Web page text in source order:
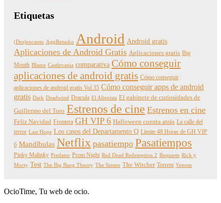
Etiquetas
(Des)encanto AggRetsuko Android Android gratis
Aplicaciones de Android Gratis Aplicaciones gratis Big
Mouth Blame Castlevania comparativa Cómo conseguir
aplicaciones de android gratis Cómo conseguir
aplicaciones de android gratis Vol 35 Cómo conseguir apps de android
gratis Dark Deadwind Dracula El Alienista El gabinete de curiosidades de
Guillermo del Toro Estrenos de cine Estrenos en cine
Feliz Navidad Frontera GH VIP 6 Halloween cuenta atrás La calle del
terror Last Hope Los casos del Departamento Q Límite 48 Horas de GH VIP
6 Mandíbulas Netflix pasatiempo Pasatiempos
Pinky Malinky Predator Prom Night Red Dead Redemption 2 Requiem Rick y
Morty Test The Big Bang Theory The Sinner The Witcher Torrent Venom
OcioTime, Tu web de ocio.